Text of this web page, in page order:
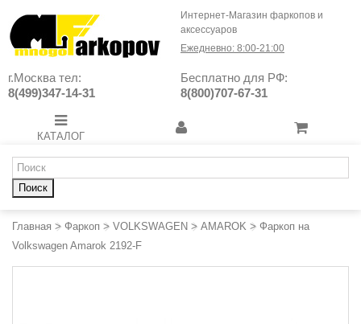
Интернет-Магазин фаркопов и
аксессуаров
Ежедневно: 8:00-21:00
г.Москва тел:
8(499)347-14-31
Бесплатно для РФ:
8(800)707-67-31
КАТАЛОГ
Поиск
Главная > Фаркоп > VOLKSWAGEN > AMAROK > Фаркоп на
Volkswagen Amarok 2192-F